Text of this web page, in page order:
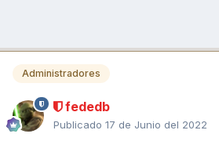
Administradores
fededb
Publicado 17 de Junio del 2022